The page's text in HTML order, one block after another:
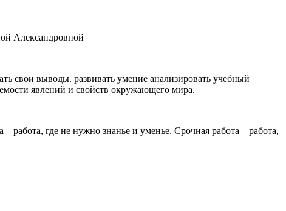
Александровной
свои выводы. развивать умение анализировать учебный
явлений и свойств окружающего мира.
работа, где не нужно знанье и уменье. Срочная работа – работа,